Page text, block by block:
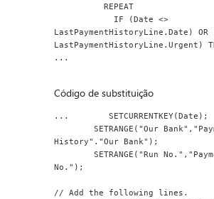
          REPEAT
LastPaymentHistoryLine.Date) OR
LastPaymentHistoryLine.Urgent)
...
Código de substituição
...        SETCURRENTKEY(Date);
        SETRANGE("Our Bank","Payment
History"."Our Bank");
        SETRANGE("Run No.","Payment History"."Run
No.");
// Add the following lines.